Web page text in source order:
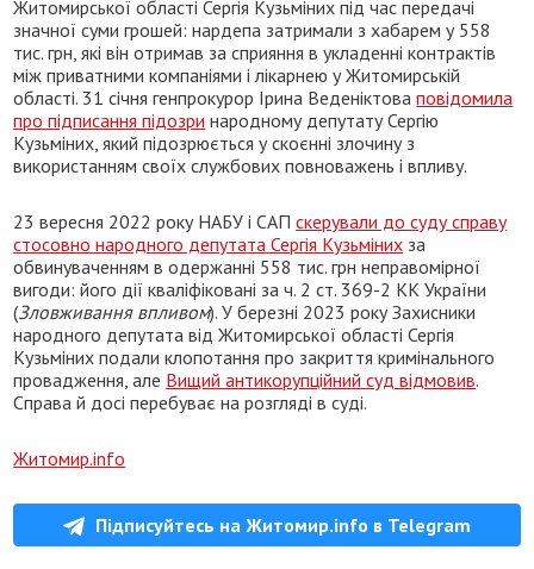
Житомирської області Сергія Кузьміних під час передачі
значної суми грошей: нардепа затримали з хабарем у 558
тис. грн, які він отримав за сприяння в укладенні контрактів
між приватними компаніями і лікарнею у Житомирській
області. 31 січня генпрокурор Ірина Веденіктоваповідомила
про підписання підозри народному депутату Сергію
Кузьміних, який підозрюється у скоєнні злочину з
використанням своїх службових повноважень і впливу.
23 вересня 2022 року НАБУ і САПскерували до суду справу
стосовно народного депутата Сергія Кузьміних за
обвинуваченням в одержанні 558 тис. грн неправомірної
вигоди: його дії кваліфіковані за ч. 2 ст. 369-2 КК України
(Зловживання впливом). У березні 2023 року Захисники
народного депутата від Житомирської області Сергія
Кузьміних подали клопотання про закриття кримінального
провадження, але Вищий антикорупційний суд відмовив.
Справа й досі перебуває на розгляді в суді.
Житомир.info
Підписуйтесь на Житомир.info в Telegram